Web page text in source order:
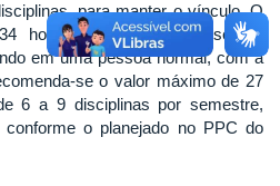
para manter o vínculo. O
horas semanais (40h se for
em uma pessoa normal, com a
se o valor máximo de 27
6 a 9 disciplinas por semestre,
o planejado no PPC do